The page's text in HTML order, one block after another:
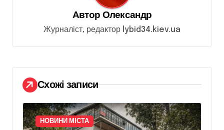
и
с
і
в
Автор Олександр
Журналіст, редактор lybid34.kiev.ua
Схожі записи
НОВИНИ МІСТА